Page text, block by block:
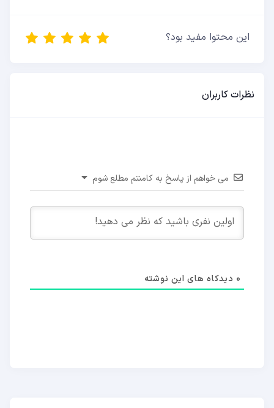
این محتوا مفید بود؟
نظرات کاربران
می خواهم از پاسخ به کامنتم مطلع شوم
0 دیدکاه های این نوشته